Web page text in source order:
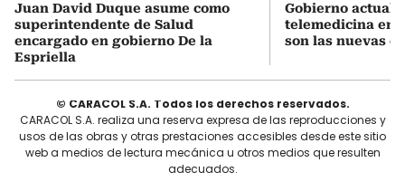
Juan David Duque asume como
superintendente de Salud
encargado en gobierno De la
Espriella
Gobierno
telemedicina en
son las nuevas
© CARACOL S.A. Todos los derechos reservados.
CARACOL S.A. realiza una reserva expresa de las reproducciones y
usos de las obras y otras prestaciones accesibles desde este sitio
web a medios de lectura mecánica u otros medios que resulten
adecuados.